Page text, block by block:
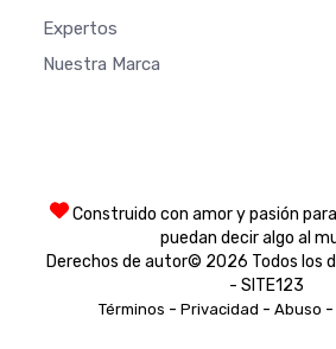
Expertos
Nuestra Marca
Construido con amor y pasión
puedan decir algo al
Derechos de autor© 2026 Todos los
- SITE123
Términos - Privacidad - Abuso -